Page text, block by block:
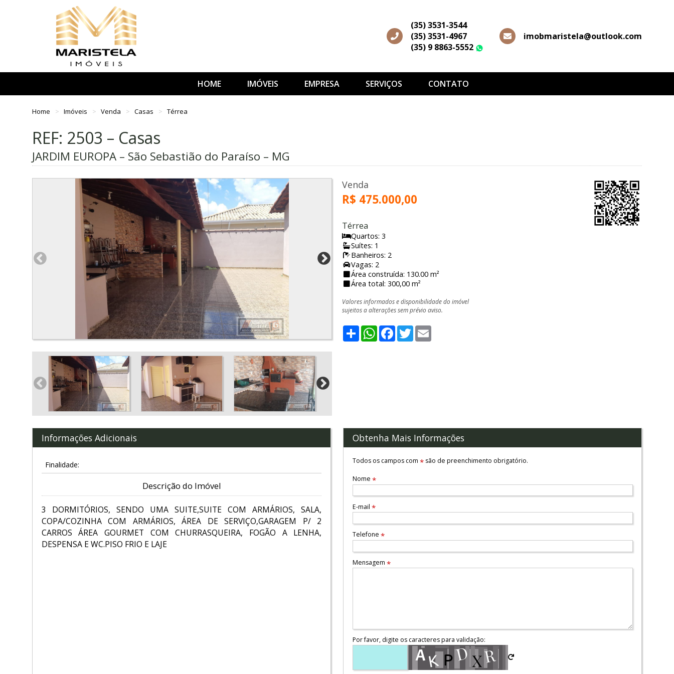
(35) 3531-3544
(35) 3531-4967
(35) 9 8863-5552
imobmaristela@outlook.com
HOME IMÓVEIS EMPRESA SERVIÇOS CONTATO
Home Imóveis Venda Casas Térrea
REF: 2503 – Casas
JARDIM EUROPA – São Sebastião do Paraíso – MG
Venda
R$ 475.000,00
Térrea
Quartos: 3
Suítes: 1
Banheiros: 2
Vagas: 2
Área construída: 130.00 m²
Área total: 300,00 m²
Valores informados e disponibilidade do imóvel
sujeitos a alterações sem prévio aviso.
ShareWhatsApp
Facebook
Twitter
Informações Adicionais
Finalidade:
Descrição do Imóvel
3 DORMITÓRIOS, SENDO UMA SUITE,SUITE COM ARMÁRIOS, SALA,
COPA/COZINHA COM ARMÁRIOS, ÁREA DE SERVIÇO,GARAGEM P/ 2
CARROS ÁREA GOURMET COM CHURRASQUEIRA, FOGÃO A LENHA,
DESPENSA E WC.PISO FRIO E LAJE
Obtenha Mais Informações
Todos os campos com *são de preenchimento obrigatório.
Nome *
E-mail *
Telefone *
Mensagem *
Por favor, digite os caracteres para validação: